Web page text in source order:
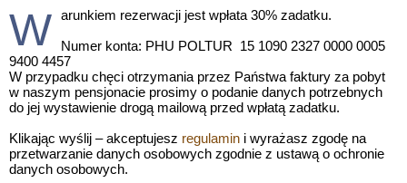
W arunkiem rezerwacji jest wpłata 30% zadatku.
Numer konta: PHU POLTUR 15 1090 2327 0000 0005
9400 4457
W przypadku chęci otrzymania przez Państwa faktury za pobyt
w naszym pensjonacie prosimy o podanie danych potrzebnych
do jej wystawienie drogą mailową przed wpłatą zadatku.
Klikając wyślij – akceptujesz regulamin i wyrażasz zgodę na
przetwarzanie danych osobowych zgodnie z ustawą o ochronie
danych osobowych.